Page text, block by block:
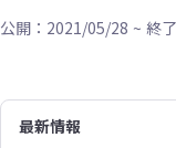
公開：2021/05/28 ~ 終
最新情報